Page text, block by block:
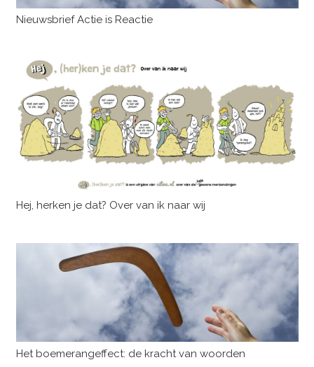
Nieuwsbrief Actie is Reactie
Hej, herken je dat? Over van ik naar wij
Het boemerangeffect: de kracht van woorden